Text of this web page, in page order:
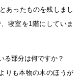
あったものを残しまし
寝室を1階にしていま
る部分は何ですか？
りも本物の木のほうが